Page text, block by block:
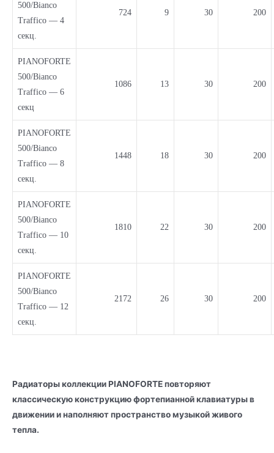
500/Bianco
Traffico — 4
секц.
724 9 30 200
PIANOFORTE
500/Bianco
Traffico — 6
секц
1086 13 30 200
PIANOFORTE
500/Bianco
Traffico — 8
секц.
1448 18 30 200
PIANOFORTE
500/Bianco
Traffico — 10
секц.
1810 22 30 200
PIANOFORTE
500/Bianco
Traffico — 12
секц.
2172 26 30 200
Радиаторы коллекции PIANOFORTE повторяют
классическую конструкцию фортепианной клавиатуры в
движении и наполняют пространство музыкой живого
тепла.